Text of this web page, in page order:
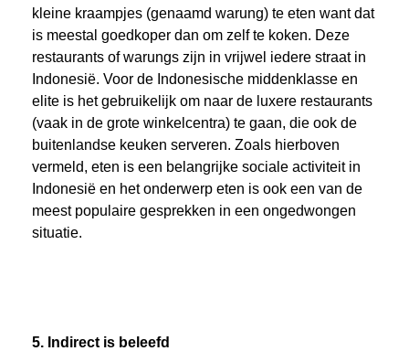
kleine kraampjes (genaamd warung) te eten want dat
is meestal goedkoper dan om zelf te koken. Deze
restaurants of warungs zijn in vrijwel iedere straat in
Indonesië. Voor de Indonesische middenklasse en
elite is het gebruikelijk om naar de luxere restaurants
(vaak in de grote winkelcentra) te gaan, die ook de
buitenlandse keuken serveren. Zoals hierboven
vermeld, eten is een belangrijke sociale activiteit in
Indonesië en het onderwerp eten is ook een van de
meest populaire gesprekken in een ongedwongen
situatie.
5. Indirect is beleefd